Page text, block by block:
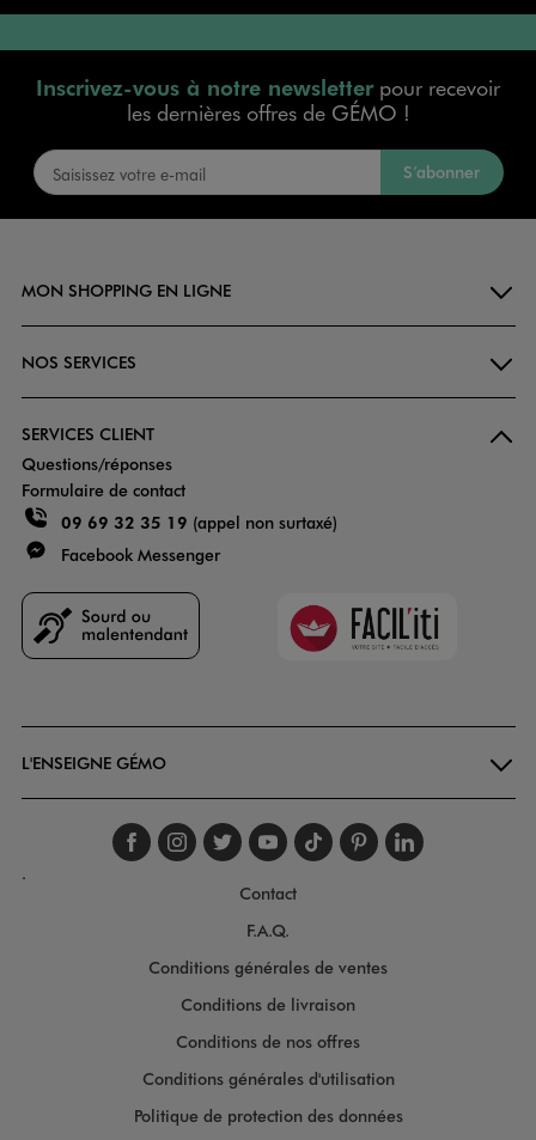
Inscrivez-vous à notre newsletterpour recevoir
les dernières offres de GÉMO !
S’abonner
MON SHOPPING EN LIGNE
NOS SERVICES
SERVICES CLIENT
Questions/réponses
Formulaire de contact
09 69 32 35 19 (appel non surtaxé)
Facebook Messenger
Faciliti
L'ENSEIGNE GÉMO
Suivez-nous sur
Suivez-nous sur
Suivez-nous sur
Suivez-nous
Suivez-nous
Suivez-
.
Contact
F.A.Q.
Conditions générales de ventes
Conditions de livraison
Conditions de nos offres
Conditions générales d'utilisation
Politique de protection des données